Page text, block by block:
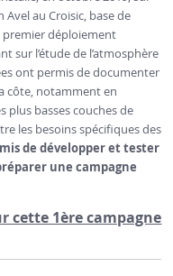
au Croisic, base de
premier déploiement
sur l’étude de l’atmosphère
ont permis de documenter
côte, notamment en
plus basses couches de
les besoins spécifiques des
de développer et tester
une campagne
cette 1ère campagne